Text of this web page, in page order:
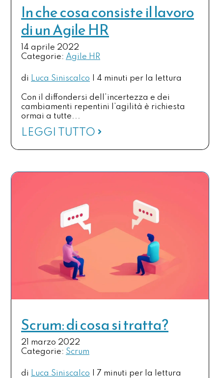
In che cosa consiste il lavoro
di un Agile HR
14 aprile 2022
Categorie: Agile HR
di Luca Siniscalco 4 minuti per la lettura
Con il diffondersi dell’incertezza e dei
cambiamenti repentini l’agilità è richiesta
ormai a tutte...
LEGGI TUTTO
Scrum: di cosa si tratta?
21 marzo 2022
Categorie: Scrum
di Luca Siniscalco 7 minuti per la lettura